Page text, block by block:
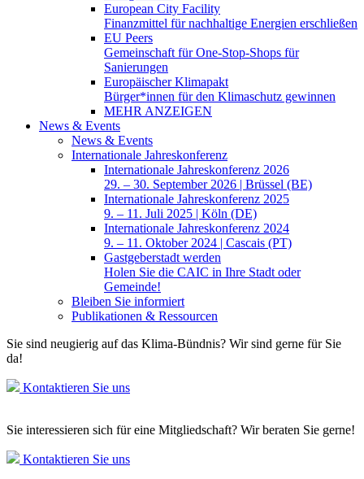
European City Facility
Finanzmittel für nachhaltige Energien erschließen
EU Peers
Gemeinschaft für One-Stop-Shops für
Sanierungen
Europäischer Klimapakt
Bürger*innen für den Klimaschutz gewinnen
MEHR ANZEIGEN
News & Events
News & Events
Internationale Jahreskonferenz
Internationale Jahreskonferenz 2026
29. – 30. September 2026 | Brüssel (BE)
Internationale Jahreskonferenz 2025
9. – 11. Juli 2025 | Köln (DE)
Internationale Jahreskonferenz 2024
9. – 11. Oktober 2024 | Cascais (PT)
Gastgeberstadt werden
Holen Sie die CAIC in Ihre Stadt oder
Gemeinde!
Bleiben Sie informiert
Publikationen & Ressourcen
Sie sind neugierig auf das Klima-Bündnis? Wir sind gerne für Sie
da!
Kontaktieren Sie uns
Sie interessieren sich für eine Mitgliedschaft? Wir beraten Sie gerne!
Kontaktieren Sie uns